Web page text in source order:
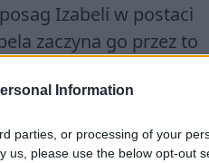
Information
parties, or processing of your
us, please use the below opt-out
Izabeli w postaci
zaczyna go przez to
się w czasie. Ich
bawi się nim,
(zrozumiał